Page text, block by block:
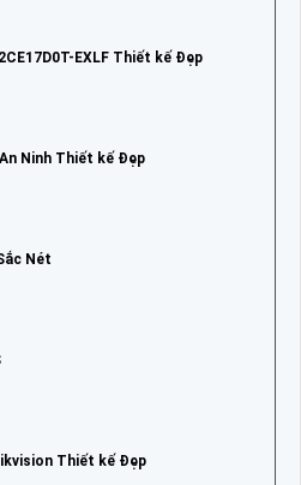
EXLF Thiết kế Đẹp
An Ninh Thiết kế Đẹp
Nét
Thiết kế Đẹp